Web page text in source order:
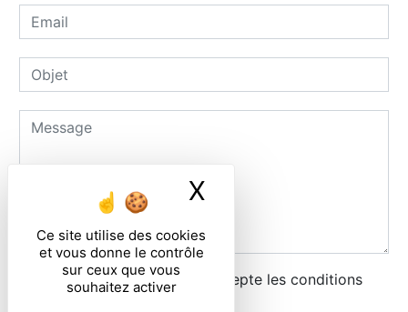
Ce site utilise des cookies
et vous donne le contrôle
sur ceux que vous
souhaitez activer
X
En cochant cette case, j'accepte les conditions